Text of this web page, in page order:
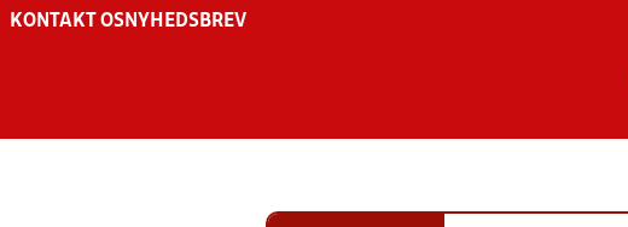
KONTAKT OS NYHEDSBREV